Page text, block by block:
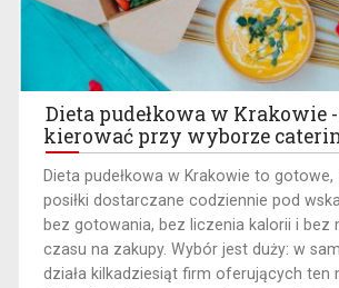
Dieta pudełkowa w Krakowie
kierować przy wyborze
​Dieta pudełkowa w Krakowie to
posiłki dostarczane codziennie pod
bez gotowania, bez liczenia kalorii i bez
czasu na zakupy. Wybór jest duży: w
działa kilkadziesiąt firm oferujących ten